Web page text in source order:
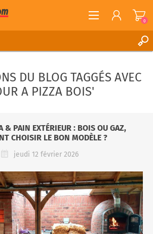
0
DU BLOG TAGGÉS AVEC
A PIZZA BOIS'
& PAIN EXTÉRIEUR : BOIS OU GAZ,
CHOISIR LE BON MODÈLE ?
jeudi 12 février 2026